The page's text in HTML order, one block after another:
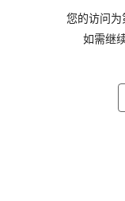
您的访问
如需继